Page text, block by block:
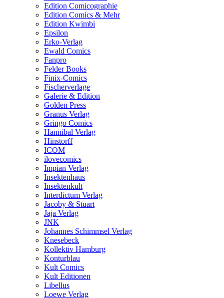
Edition Comicographie
Edition Comics & Mehr
Edition Kwimbi
Epsilon
Erko-Verlag
Ewald Comics
Fanpro
Felder Books
Finix-Comics
Fischerverlage
Galerie & Edition
Golden Press
Granus Verlag
Gringo Comics
Hannibal Verlag
Hinstorff
ICOM
ilovecomics
Impian Verlag
Insektenhaus
Insektenkult
Interdictum Verlag
Jacoby & Stuart
Jaja Verlag
JNK
Johannes Schimmsel Verlag
Knesebeck
Kollektiv Hamburg
Konturblau
Kult Comics
Kult Editionen
Libellus
Loewe Verlag